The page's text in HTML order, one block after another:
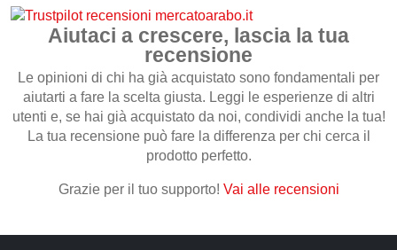
Aiutaci a crescere, lascia la tua
recensione
Le opinioni di chi ha già acquistato sono fondamentali per
aiutarti a fare la scelta giusta. Leggi le esperienze di altri
utenti e, se hai già acquistato da noi, condividi anche la tua!
La tua recensione può fare la differenza per chi cerca il
prodotto perfetto.
Grazie per il tuo supporto! Vai alle recensioni